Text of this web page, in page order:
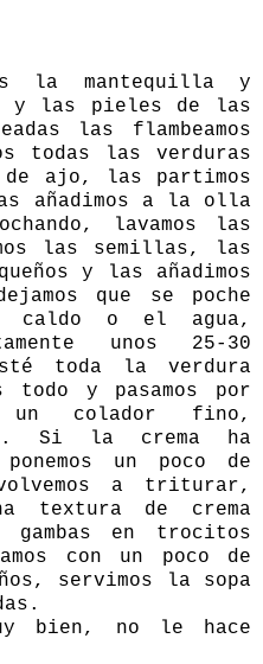
la mantequilla y
y las pieles de las
las flambeamos
todas las verduras
ajo, las partimos
añadimos a la olla
lavamos las
las semillas, las
y las añadimos
que se poche
caldo o el agua,
unos 25-30
toda la verdura
y pasamos por
colador fino,
Si la crema ha
un poco de
a triturar,
textura de crema
en trocitos
con un poco de
servimos la sopa
bien, no le hace